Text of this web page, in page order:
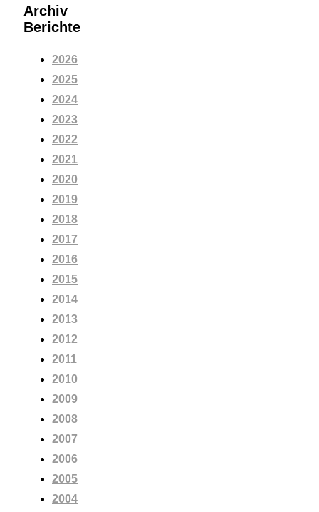
Archiv
Berichte
2026
2025
2024
2023
2022
2021
2020
2019
2018
2017
2016
2015
2014
2013
2012
2011
2010
2009
2008
2007
2006
2005
2004